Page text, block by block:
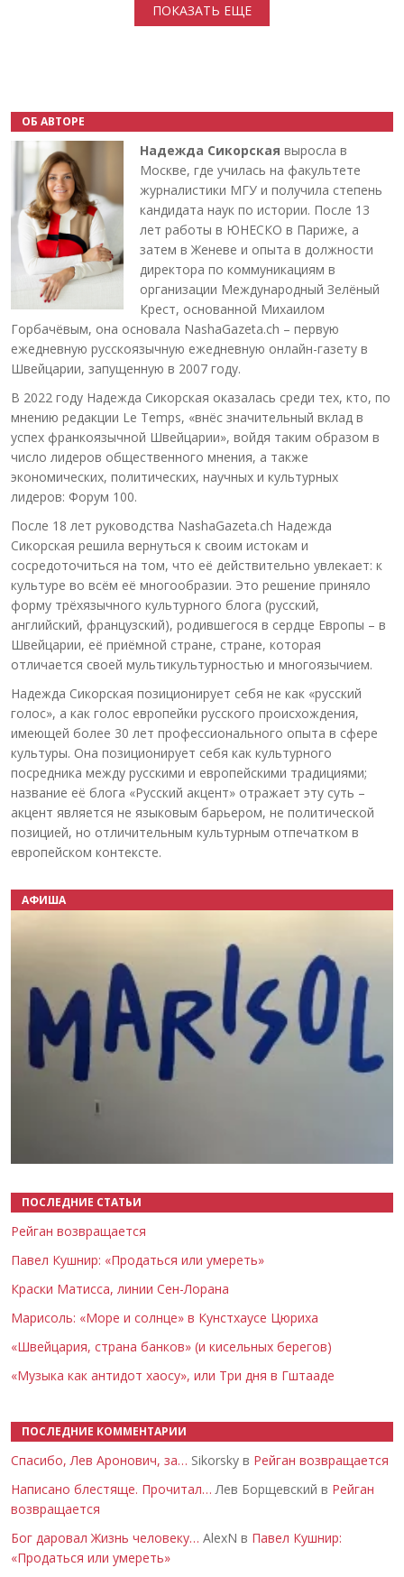
ПОКАЗАТЬ ЕЩЕ
ОБ АВТОРЕ
Надежда Сикорская выросла в
Москве, где училась на факультете
журналистики МГУ и получила степень
кандидата наук по истории. После 13
лет работы в ЮНЕСКО в Париже, а
затем в Женеве и опыта в должности
директора по коммуникациям в
организации Международный Зелёный
Крест, основанной Михаилом
Горбачёвым, она основала NashaGazeta.ch – первую
ежедневную русскоязычную ежедневную онлайн-газету в
Швейцарии, запущенную в 2007 году.
В 2022 году Надежда Сикорская оказалась среди тех, кто, по
мнению редакции Le Temps, «внёс значительный вклад в
успех франкоязычной Швейцарии», войдя таким образом в
число лидеров общественного мнения, а также
экономических, политических, научных и культурных
лидеров: Форум 100.
После 18 лет руководства NashaGazeta.ch Надежда
Сикорская решила вернуться к своим истокам и
сосредоточиться на том, что её действительно увлекает: к
культуре во всём её многообразии. Это решение приняло
форму трёхязычного культурного блога (русский,
английский, французский), родившегося в сердце Европы – в
Швейцарии, её приёмной стране, стране, которая
отличается своей мультикультурностью и многоязычием.
Надежда Сикорская позиционирует себя не как «русский
голос», а как голос европейки русского происхождения,
имеющей более 30 лет профессионального опыта в сфере
культуры. Она позиционирует себя как культурного
посредника между русскими и европейскими традициями;
название её блога «Русский акцент» отражает эту суть –
акцент является не языковым барьером, не политической
позицией, но отличительным культурным отпечатком в
европейском контексте.
АФИША
ПОСЛЕДНИЕ СТАТЬИ
Рейган возвращается
Павел Кушнир: «Продаться или умереть»
Краски Матисса, линии Сен-Лорана
Марисоль: «Море и солнце» в Кунстхаусе Цюриха
«Швейцария, страна банков» (и кисельных берегов)
«Музыка как антидот хаосу», или Три дня в Гштааде
ПОСЛЕДНИЕ КОММЕНТАРИИ
Спасибо, Лев Аронович, за… Sikorsky в Рейган возвращается
Написано блестяще. Прочитал… Лев Борщевский в Рейган
возвращается
Бог даровал Жизнь человеку… AlexN в Павел Кушнир:
«Продаться или умереть»